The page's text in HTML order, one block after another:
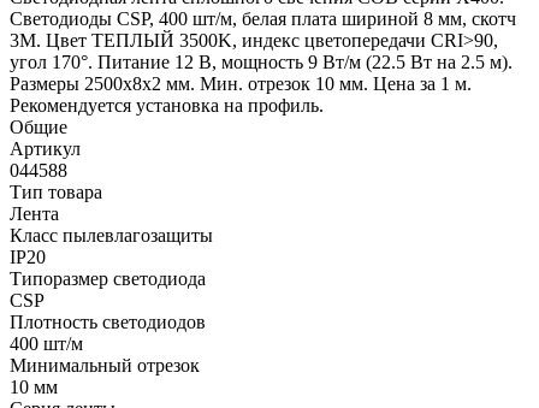
Светодиоды CSP, 400 шт/м, белая плата шириной 8 мм, скотч
3M. Цвет ТЕПЛЫЙ 3500K, индекс цветопередачи CRI>90,
угол 170°. Питание 12 В, мощность 9 Вт/м (22.5 Вт на 2.5 м).
Размеры 2500х8х2 мм. Мин. отрезок 10 мм. Цена за 1 м.
Рекомендуется установка на профиль.
Общие
Артикул
044588
Тип товара
Лента
Класс пылевлагозащиты
IP20
Типоразмер светодиода
CSP
Плотность светодиодов
400 шт/м
Минимальный отрезок
10 мм